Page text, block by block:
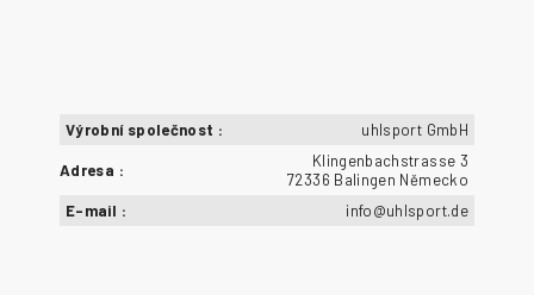
Výrobní společnost : uhlsport GmbH
Adresa :
Klingenbachstrasse 3
72336 Balingen Německo
E-mail : info@uhlsport.de